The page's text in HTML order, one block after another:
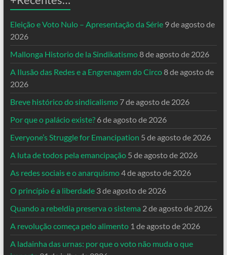
Eleição e Voto Nulo – Apresentação da Série 9 de agosto de
2026
Mallonga Historio de la Sindikatismo8 de agosto de 2026
A Ilusão das Redes e a Engrenagem do Circo8 de agosto de
2026
Breve histórico do sindicalismo 7 de agosto de 2026
Por que o palácio existe? 6 de agosto de 2026
Everyone’s Struggle for Emancipation 5 de agosto de 2026
A luta de todos pela emancipação 5 de agosto de 2026
As redes sociais e o anarquismo4 de agosto de 2026
O princípio é a liberdade 3 de agosto de 2026
Quando a rebeldia preserva o sistema 2 de agosto de 2026
A revolução começa pelo alimento 1 de agosto de 2026
A ladainha das urnas: por que o voto não muda o que